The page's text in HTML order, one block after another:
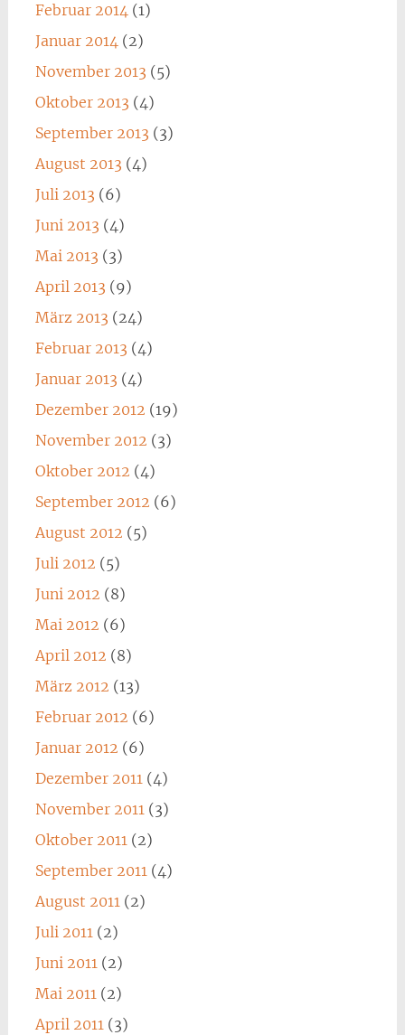
Februar 2014(1)
Januar 2014(2)
November 2013 (5)
Oktober 2013 (4)
September 2013 (3)
August 2013 (4)
Juli 2013 (6)
Juni 2013 (4)
Mai 2013 (3)
April 2013 (9)
März 2013 (24)
Februar 2013 (4)
Januar 2013 (4)
Dezember 2012 (19)
November 2012 (3)
Oktober 2012 (4)
September 2012 (6)
August 2012 (5)
Juli 2012 (5)
Juni 2012 (8)
Mai 2012 (6)
April 2012 (8)
März 2012 (13)
Februar 2012 (6)
Januar 2012 (6)
Dezember 2011(4)
November 2011(3)
Oktober 2011(2)
September 2011(4)
August 2011(2)
Juli 2011(2)
Juni 2011(2)
Mai 2011(2)
April 2011(3)